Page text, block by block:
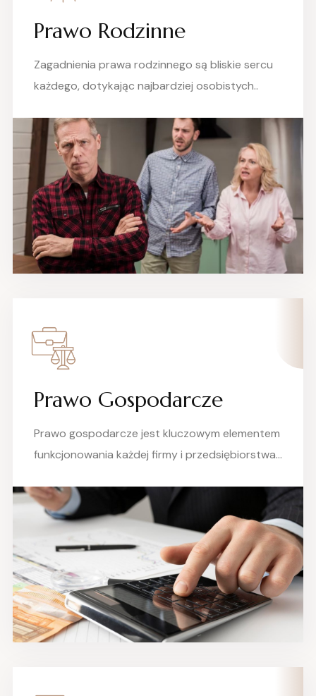
Prawo Rodzinne
Zagadnienia prawa rodzinnego są bliskie sercu
każdego, dotykając najbardziej osobistych..
Prawo Gospodarcze
Prawo gospodarcze jest kluczowym elementem
funkcjonowania każdej firmy i przedsiębiorstwa…